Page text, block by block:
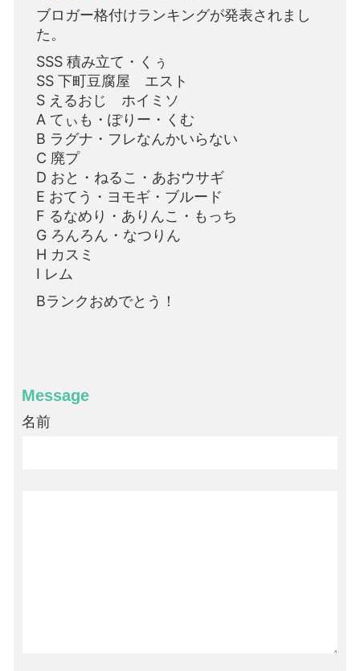
ブロガー格付けランキングが発表されまし
た。
SSS 積み立て・くぅ
SS 下町豆腐屋 エスト
S えるおじ ホイミソ
A てぃも・ぽりー・くむ
B ラグナ・フレなんかいらない
C 廃プ
D おと・ねるこ・あおウサギ
E おてう・ヨモギ・ブルード
F るなめり・ありんこ・もっち
G ろんろん・なつりん
H カスミ
I レム
Bランクおめでとう！
Message
名前